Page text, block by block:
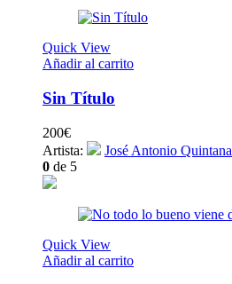
Quick View
Añadir al carrito
Sin Título
200€
Artista:
José Antonio Quintana
0 de 5
Quick View
Añadir al carrito